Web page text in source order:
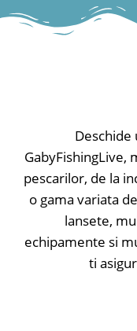
Deschide
GabyFishingLive,
pescarilor, de la
o gama variata
lansete,
echipamente si
ti